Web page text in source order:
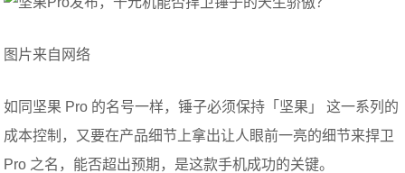
图片来自网络
如同坚果 Pro 的名号一样，锤子必须保持「坚果」 这一系列的
成本控制，又要在产品细节上拿出让人眼前一亮的细节来捍卫
Pro 之名，能否超出预期，是这款手机成功的关键。